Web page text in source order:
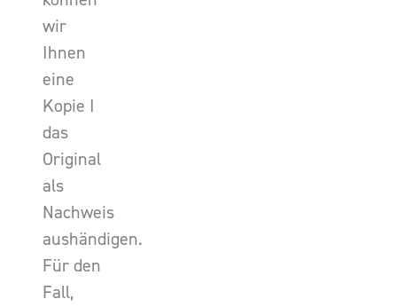
wir
Ihnen
eine
Kopie I
das
Original
als
Nachweis
aushändigen.
Für den
Fall,